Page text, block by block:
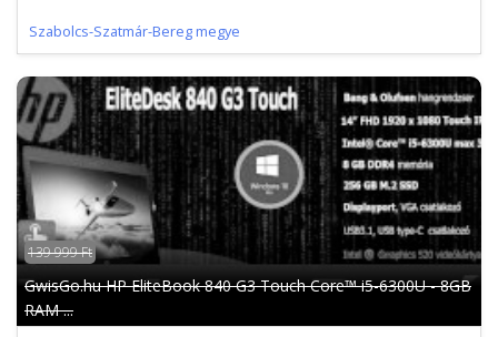
Szabolcs-Szatmár-Bereg megye
139 999 Ft
GwisGo.hu HP EliteBook 840 G3 Touch Core™ i5-6300U - 8GB
RAM ...